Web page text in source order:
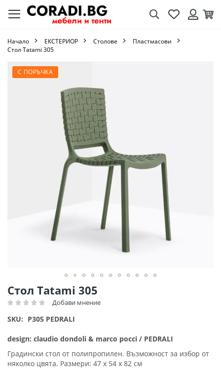
ТърсенеЛюбими
Начало ЕКСТЕРИОР Столове
Пластмасови
Стол Tatami 305
Стол Tatami 305
Рейтинг: Добави мнение
SKU P305 PEDRALI
design: claudio dondoli & marco pocci / PEDRALI
Градински стол от полипропилен. Възможност за избор от
няколко цвята. Размери: 47 х 54 х 82 см
С ПОРЪЧКА
Преминете
към
Преминете
към
началото
на
със
снимки